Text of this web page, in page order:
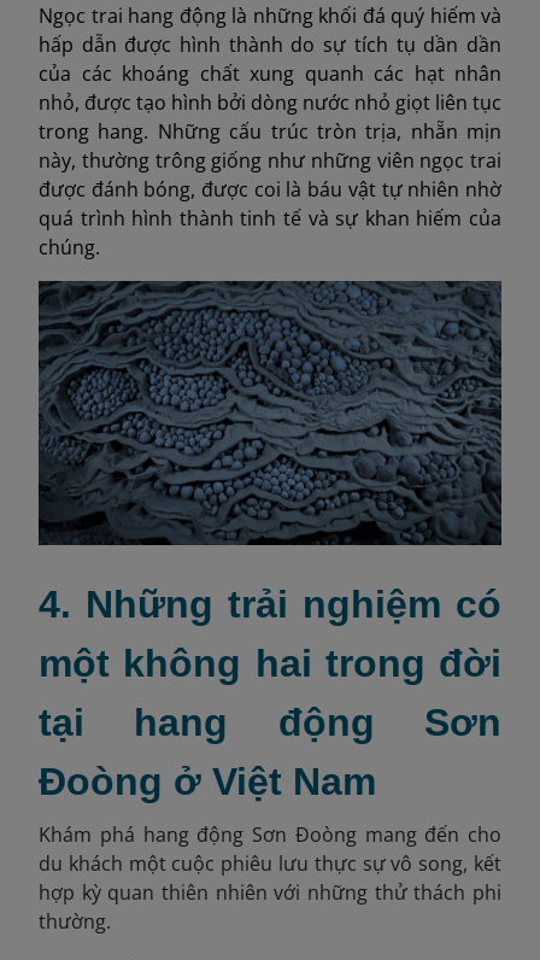
Ngọc trai hang động là những khối đá quý hiếm và
hấp dẫn được hình thành do sự tích tụ dần dần
của các khoáng chất xung quanh các hạt nhân
nhỏ, được tạo hình bởi dòng nước nhỏ giọt liên tục
trong hang. Những cấu trúc tròn trịa, nhẵn mịn
này, thường trông giống như những viên ngọc trai
được đánh bóng, được coi là báu vật tự nhiên nhờ
quá trình hình thành tinh tế và sự khan hiếm của
chúng.
4. Những trải nghiệm có
một không hai trong đời
tại hang động Sơn
Đoòng ở Việt Nam
Khám phá hang động Sơn Đoòng mang đến cho
du khách một cuộc phiêu lưu thực sự vô song, kết
hợp kỳ quan thiên nhiên với những thử thách phi
thường.